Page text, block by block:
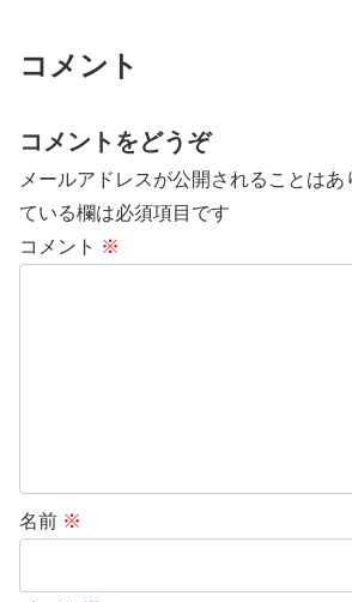
コメント
コメントをどうぞ
メールアドレスが公開されることはあ
ている欄は必須項目です
コメント ※
名前 ※